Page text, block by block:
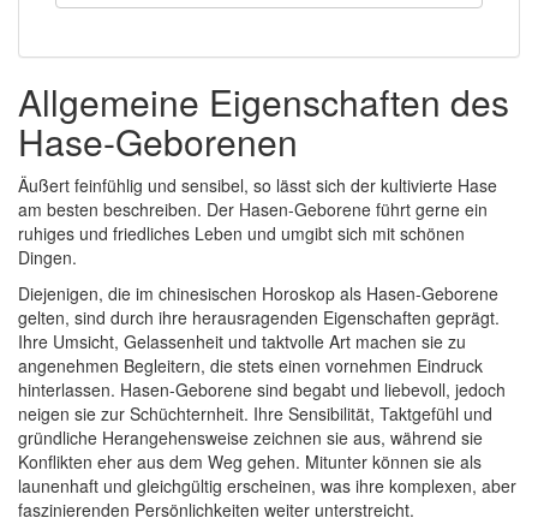
Allgemeine Eigenschaften des
Hase-Geborenen
Äußert feinfühlig und sensibel, so lässt sich der kultivierte Hase
am besten beschreiben. Der Hasen-Geborene führt gerne ein
ruhiges und friedliches Leben und umgibt sich mit schönen
Dingen.
Diejenigen, die im chinesischen Horoskop als Hasen-Geborene
gelten, sind durch ihre herausragenden Eigenschaften geprägt.
Ihre Umsicht, Gelassenheit und taktvolle Art machen sie zu
angenehmen Begleitern, die stets einen vornehmen Eindruck
hinterlassen. Hasen-Geborene sind begabt und liebevoll, jedoch
neigen sie zur Schüchternheit. Ihre Sensibilität, Taktgefühl und
gründliche Herangehensweise zeichnen sie aus, während sie
Konflikten eher aus dem Weg gehen. Mitunter können sie als
launenhaft und gleichgültig erscheinen, was ihre komplexen, aber
faszinierenden Persönlichkeiten weiter unterstreicht.